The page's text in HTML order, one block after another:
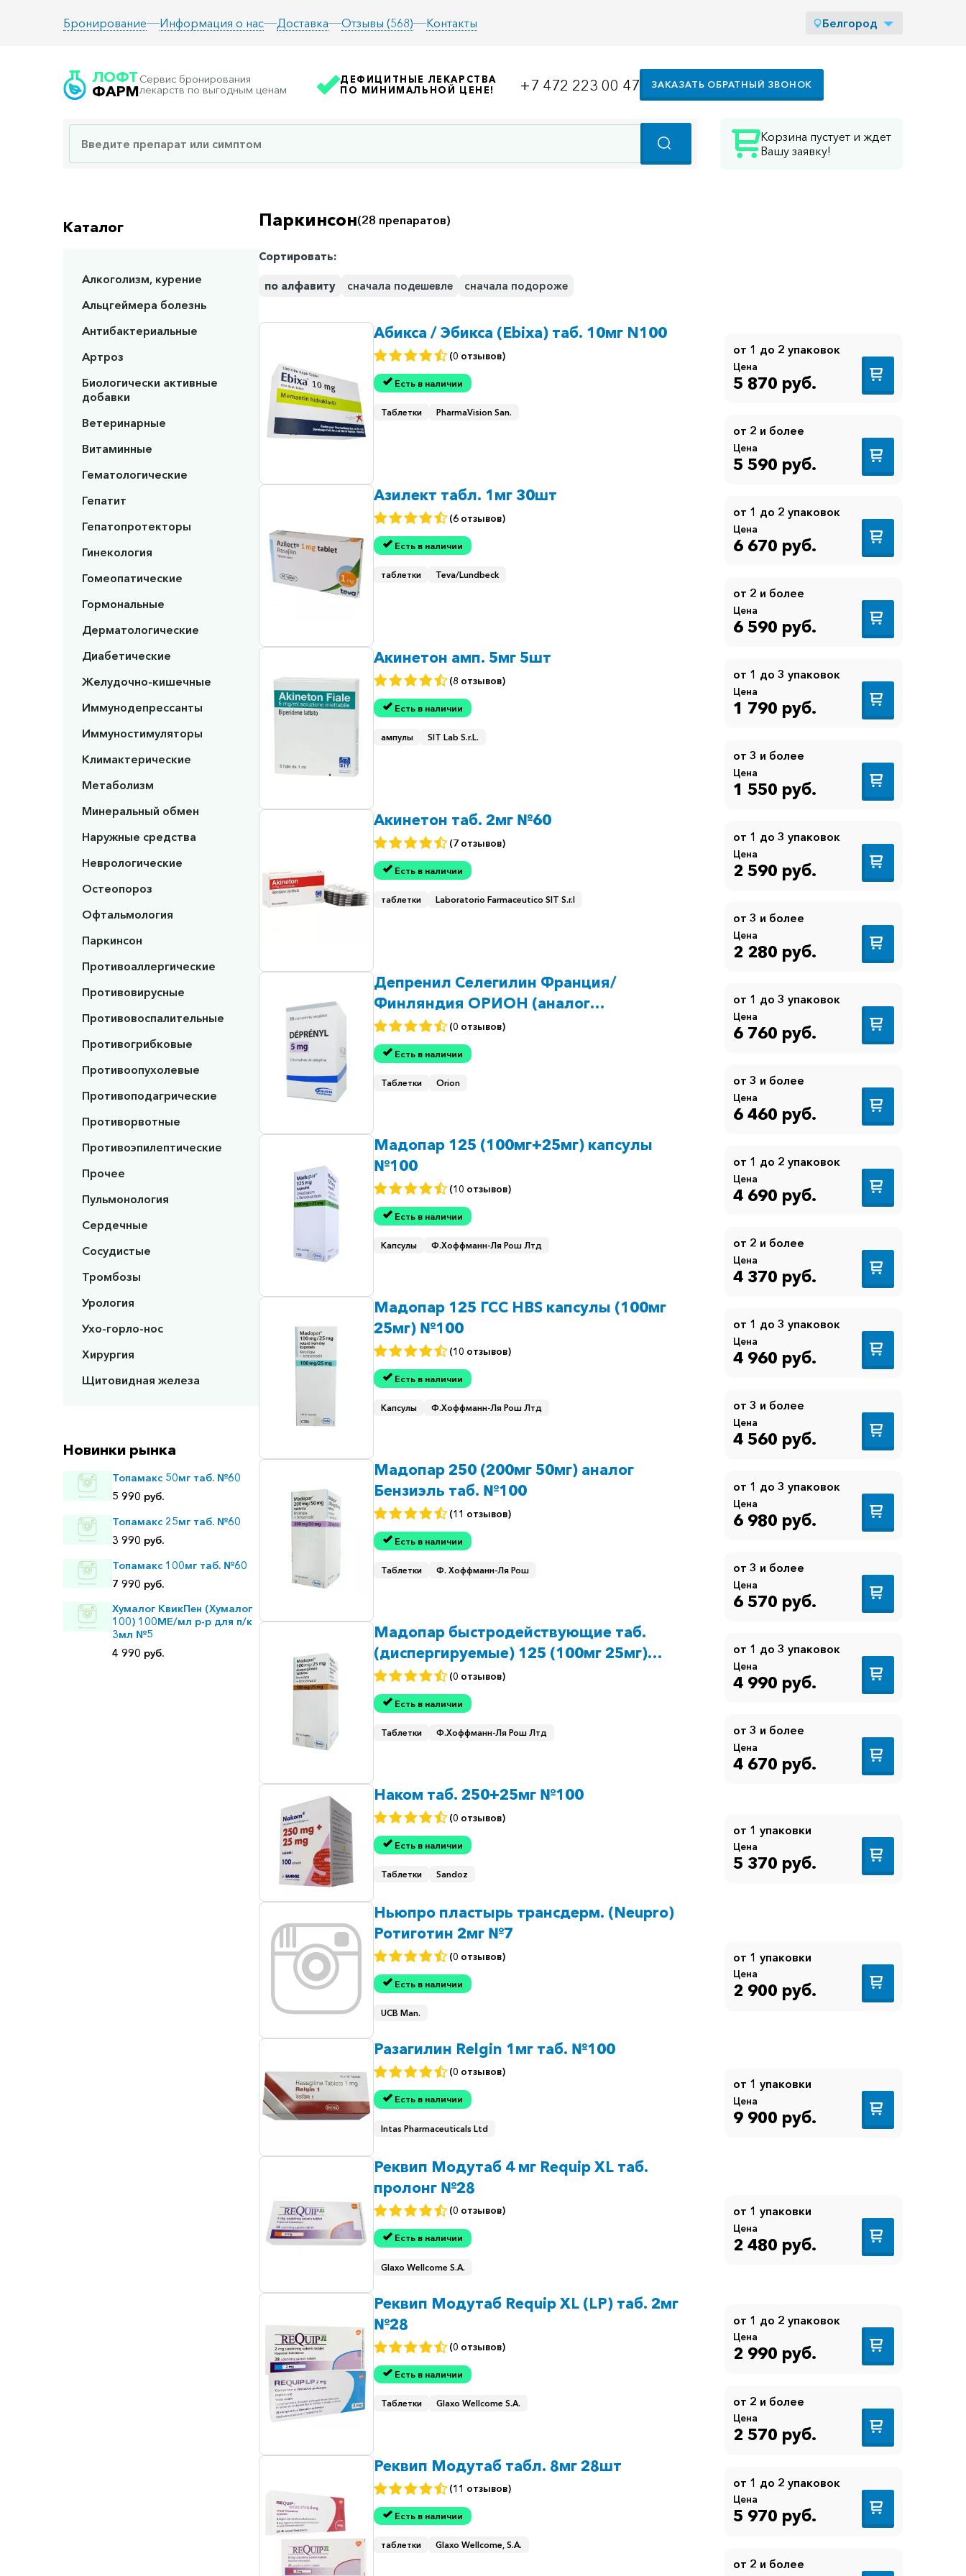
Бронирование Информация о нас Доставка Отзывы (568) Контакты Белгород
ЛОФТ
ФАРМ
Сервис бронирования
лекарств по выгодным ценам
Корзина пустует и ждет
Вашу заявку!
ДЕФИЦИТНЫЕ ЛЕКАРСТВА
ПО МИНИМАЛЬНОЙ ЦЕНЕ!
+7 472 223 00 47 ЗАКАЗАТЬ ОБРАТНЫЙ ЗВОНОК
Каталог
Алкоголизм, курение
Альцгеймера болезнь
Антибактериальные
Артроз
Биологически активные
добавки
Ветеринарные
Витаминные
Гематологические
Гепатит
Гепатопротекторы
Гинекология
Гомеопатические
Гормональные
Дерматологические
Диабетические
Желудочно-кишечные
Иммунодепрессанты
Иммуностимуляторы
Климактерические
Метаболизм
Минеральный обмен
Наружные средства
Неврологические
Остеопороз
Офтальмология
Паркинсон
Противоаллергические
Противовирусные
Противовоспалительные
Противогрибковые
Противоопухолевые
Противоподагрические
Противорвотные
Противоэпилептические
Прочее
Пульмонология
Сердечные
Сосудистые
Тромбозы
Урология
Ухо-горло-нос
Хирургия
Щитовидная железа
Новинки рынка
Топамакс 50мг таб. №60
5 990 руб.
Топамакс 25мг таб. №60
3 990 руб.
Топамакс 100мг таб. №60
7 990 руб.
Хумалог КвикПен (Хумалог
100) 100МЕ/мл р-р для п/к
3мл №5
4 990 руб.
Паркинсон(28 препаратов)
Сортировать:
по алфавиту сначала подешевле сначала подороже
Абикса / Эбикса (Ebixa) таб. 10мг N100
(0 отзывов)
Есть в наличии
Таблетки PharmaVision San.
от 1 до 2 упаковок
Цена
5 870 руб.
от 2 и более
Цена
5 590 руб.
Азилект табл. 1мг 30шт
(6 отзывов)
Есть в наличии
таблетки Teva/Lundbeck
от 1 до 2 упаковок
Цена
6 670 руб.
от 2 и более
Цена
6 590 руб.
Акинетон амп. 5мг 5шт
(8 отзывов)
Есть в наличии
ампулы SIT Lab S.r.L.
от 1 до 3 упаковок
Цена
1 790 руб.
от 3 и более
Цена
1 550 руб.
Акинетон таб. 2мг №60
(7 отзывов)
Есть в наличии
таблетки Laboratorio Farmaceutico SIT S.r.l
от 1 до 3 упаковок
Цена
2 590 руб.
от 3 и более
Цена
2 280 руб.
Депренил Селегилин Франция/
Финляндия ОРИОН (аналог
Эльдеприл) таб. 5мг №30
(0 отзывов)
Есть в наличии
Таблетки Orion
от 1 до 3 упаковок
Цена
6 760 руб.
от 3 и более
Цена
6 460 руб.
Мадопар 125 (100мг+25мг) капсулы
№100
(10 отзывов)
Есть в наличии
Капсулы Ф.Хоффманн-Ля Рош Лтд
от 1 до 2 упаковок
Цена
4 690 руб.
от 2 и более
Цена
4 370 руб.
Мадопар 125 ГСС HBS капсулы (100мг
25мг) №100
(10 отзывов)
Есть в наличии
Капсулы Ф.Хоффманн-Ля Рош Лтд
от 1 до 3 упаковок
Цена
4 960 руб.
от 3 и более
Цена
4 560 руб.
Мадопар 250 (200мг 50мг) аналог
Бензиэль таб. №100
(11 отзывов)
Есть в наличии
Таблетки Ф. Хоффманн-Ля Рош
от 1 до 3 упаковок
Цена
6 980 руб.
от 3 и более
Цена
6 570 руб.
Мадопар быстродействующие таб.
(диспергируемые) 125 (100мг 25мг)
№100
(0 отзывов)
Есть в наличии
Таблетки Ф.Хоффманн-Ля Рош Лтд
от 1 до 3 упаковок
Цена
4 990 руб.
от 3 и более
Цена
4 670 руб.
Наком таб. 250+25мг №100
(0 отзывов)
Есть в наличии
Таблетки Sandoz
от 1 упаковки
Цена
5 370 руб.
Ньюпро пластырь трансдерм. (Neupro)
Ротиготин 2мг №7
(0 отзывов)
Есть в наличии
UCB Man.
от 1 упаковки
Цена
2 900 руб.
Разагилин Relgin 1мг таб. №100
(0 отзывов)
Есть в наличии
Intas Pharmaceuticals Ltd
от 1 упаковки
Цена
9 900 руб.
Реквип Модутаб 4 мг Requip XL таб.
пролонг №28
(0 отзывов)
Есть в наличии
Glaxo Wellcome S.A.
от 1 упаковки
Цена
2 480 руб.
Реквип Модутаб Requip XL (LP) таб. 2мг
№28
(0 отзывов)
Есть в наличии
Таблетки Glaxo Wellcome S.A.
от 1 до 2 упаковок
Цена
2 990 руб.
от 2 и более
Цена
2 570 руб.
Реквип Модутаб табл. 8мг 28шт
(11 отзывов)
Есть в наличии
таблетки Glaxo Wellcome, S.A.
от 1 до 2 упаковок
Цена
5 970 руб.
от 2 и более